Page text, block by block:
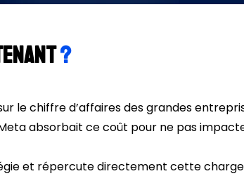
?
le chiffre d’affaires des grandes
absorbait ce coût pour ne pas
et répercute directement cette charge